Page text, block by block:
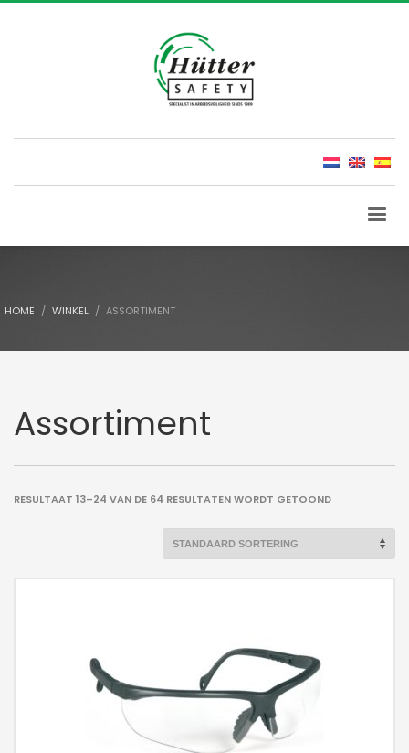
HOME WINKEL ASSORTIMENT
Assortiment
RESULTAAT 13–24 VAN DE 64 RESULTATEN WORDT GETOOND